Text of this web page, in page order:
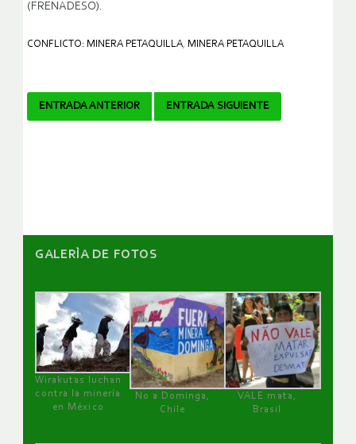
(FRENADESO).
CONFLICTO: MINERA PETAQUILLA, MINERA PETAQUILLA
Navegador
ENTRADA ANTERIOR ENTRADA SIGUIENTE
GALERÌA DE FOTOS
Wirakutas luchan
contra la minería
en México
No a Dominga,
Chile
VALE mata,
Brasil